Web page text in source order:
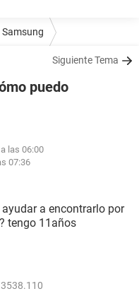
Samsung
Siguiente Tema
puedo
las 06:00
07:36
a encontrarlo por
tengo 11años